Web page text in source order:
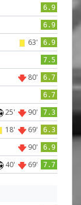
6.9
6.9
63' 6.9
7.5
80' 6.7
6.7
25' 90' 7.3
18' 69' 6.3
90' 6.9
40' 69' 7.7